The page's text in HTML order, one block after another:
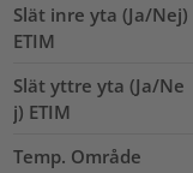
Slät inre yta (Ja/Nej)
ETIM
Slät yttre yta (Ja/Ne
j) ETIM
Temp. Område